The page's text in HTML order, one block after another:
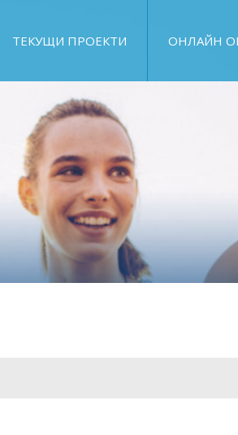
ТЕКУЩИ ПРОЕКТИ ОНЛАЙН